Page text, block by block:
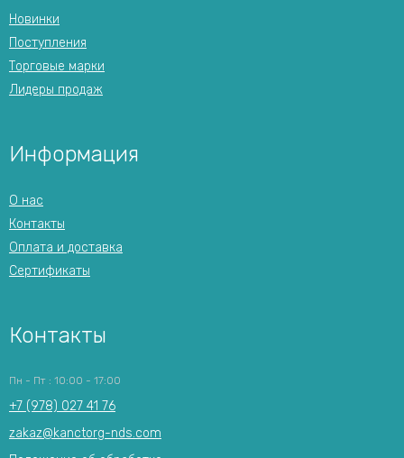
Новинки
Поступления
Торговые марки
Лидеры продаж
Информация
О нас
Контакты
Оплата и доставка
Сертификаты
Контакты
Пн - Пт : 10:00 - 17:00
+7 (978) 027 41 76
zakaz@kanctorg-nds.com